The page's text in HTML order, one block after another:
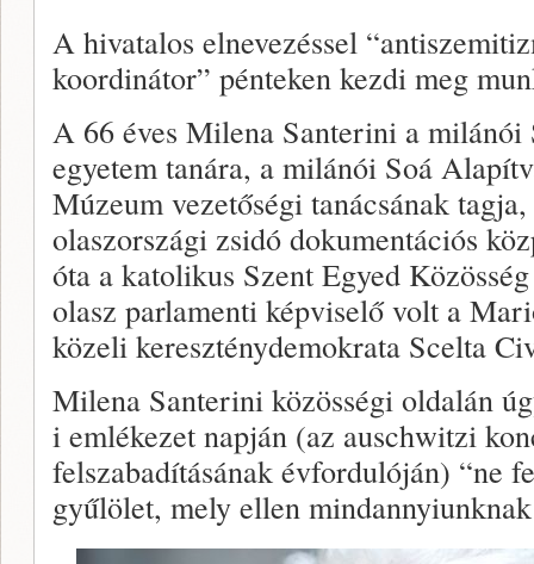
A hivatalos elnevezéssel
koordinátor” pénteken kezdi meg
A 66 éves Milena Santerini a milánói
egyetem tanára, a milánói Soá
Múzeum vezetőségi tanácsának
olaszországi zsidó dokumentációs
óta a katolikus Szent Egyed
olasz parlamenti képviselő volt a
közeli kereszténydemokrata Scelta
Milena Santerini közösségi oldalán
i emlékezet napján (az auschwitzi
felszabadításának évfordulóján) “ne
gyűlölet, mely ellen